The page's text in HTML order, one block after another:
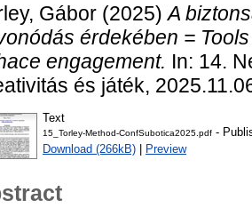
Gábor (2025)A
érdekében =
engagement. In: 14.
és játék,
Text
15_Torley-Method-ConfSubotica2025.pdf -
Download (266kB)
Preview